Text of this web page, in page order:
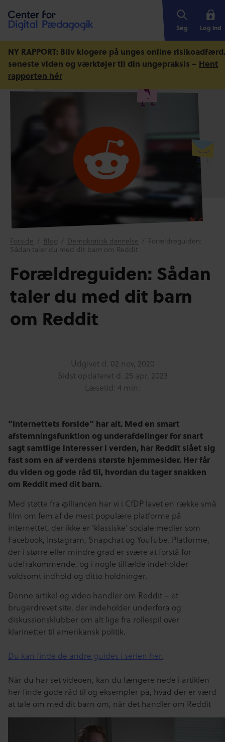
Søg Log ind
NY RAPPORT: Bliv klogere på unges online
seneste viden og værktøjer til din ungepraksis – Hent
rapporten hér
Forside / Blog / Demokratisk dannelse / Forældreguiden:
Sådan taler du med dit barn om Reddit
Forældreguiden: Sådan
taler du med dit barn
om Reddit
Udgivet d. 02 nov, 2020
Sidst opdateret d. 25 apr, 2023
Læsetid: 4 min.
“Internettets forside” har alt. Med en smart
afstemningsfunktion og underafdelinger for snart
sagt samtlige interesser i verden, har Reddit slået sig
fast som en af verdens største hjemmesider. Her får
du viden og gode råd til, hvordan du tager snakken
om Reddit med dit barn.
Med støtte fra @lliancen har vi i CfDP lavet en række små
film om fem af de mest populære platforme på
internettet, der ikke er ‘klassiske’ sociale medier som
Facebook, Instagram, Snapchat og YouTube. Platforme,
der i større eller mindre grad er svære at forstå for
udefrakommende, og i nogle tilfælde indeholder
voldsomt indhold og ditto holdninger.
Denne artikel og video handler om Reddit – et
brugerdrevet site, der indeholder underfora og
diskussionsklubber om alt lige fra rollespil over
klarinetter til amerikansk politik.
Du kan finde de andre guides i serien her.
Når du har set videoen, kan du længere nede i artiklen
her finde gode råd til og eksempler på, hvad der er værd
at tale om med dit barn om, når det handler om Reddit